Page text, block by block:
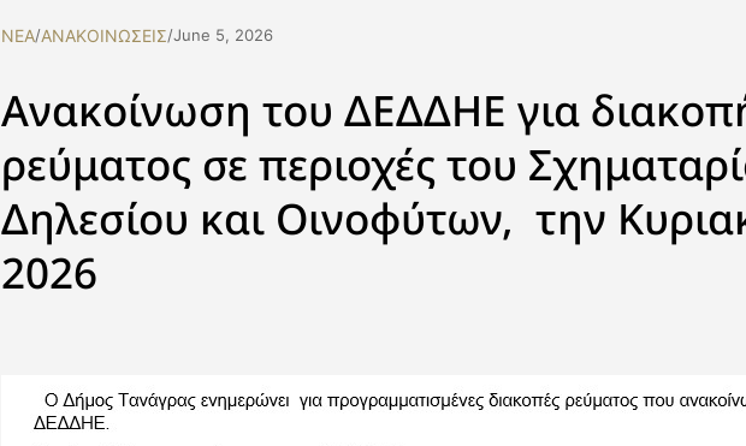
NEA/ΑΝΑΚΟΙΝΩΣΕΙΣ/June 5, 2026
Ανακοίνωση του ΔΕΔΔΗΕ για
ρεύματος σε περιοχές του
Δηλεσίου και Οινοφύτων, την
2026